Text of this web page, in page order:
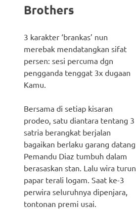
Brothers
3 karakter ‘brankas’ nun
merebak mendatangkan sifat
persen: sesi percuma dgn
pengganda tenggat 3x dugaan
Kamu.
Bersama di setiap kisaran
prodeo, satu diantara tentang 3
satria berangkat berjalan
bagaikan berlaku garang datang
Pemandu Diaz tumbuh dalam
berasaskan stan. Lalu wira turun
papar terali logam. Saat ke-3
perwira seluruhnya dipenjara,
tontonan premi usai.